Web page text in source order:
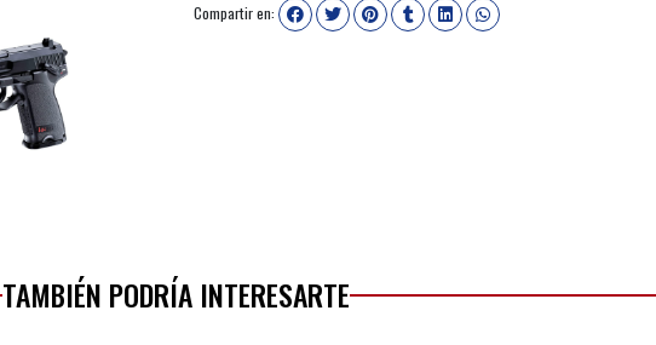
Compartir en:
TAMBIÉN PODRÍA INTERESARTE